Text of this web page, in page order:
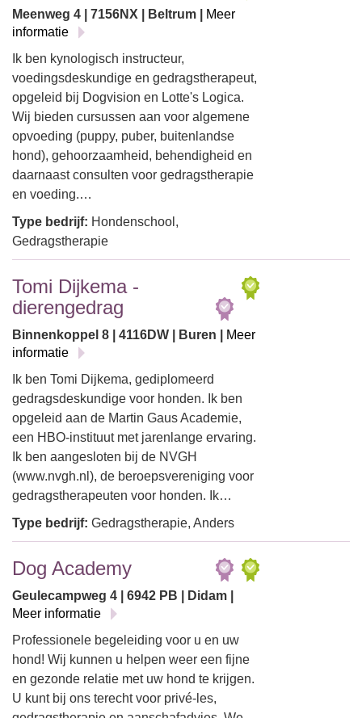
Meenweg 4 | 7156NX | Beltrum |
Meer
informatie
Ik ben kynologisch instructeur,
voedingsdeskundige en gedragstherapeut,
opgeleid bij Dogvision en Lotte's Logica.
Wij bieden cursussen aan voor algemene
opvoeding (puppy, puber, buitenlandse
hond), gehoorzaamheid, behendigheid en
daarnaast consulten voor gedragstherapie
en voeding.…
Type bedrijf: Hondenschool,
Gedragstherapie
Tomi Dijkema -
dierengedrag
Binnenkoppel 8 | 4116DW | Buren |
Meer
informatie
Ik ben Tomi Dijkema, gediplomeerd
gedragsdeskundige voor honden. Ik ben
opgeleid aan de Martin Gaus Academie,
een HBO-instituut met jarenlange ervaring.
Ik ben aangesloten bij de NVGH
(www.nvgh.nl), de beroepsvereniging voor
gedragstherapeuten voor honden. Ik…
Type bedrijf: Gedragstherapie, Anders
Dog Academy
Geulecampweg 4 | 6942 PB | Didam |
Meer informatie
Professionele begeleiding voor u en uw
hond! Wij kunnen u helpen weer een fijne
en gezonde relatie met uw hond te krijgen.
U kunt bij ons terecht voor privé-les,